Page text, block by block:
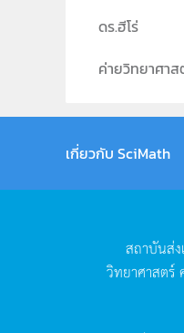
ดร.ฮีโร่
ค่ายวิทยาศา
เกี่ยวกับ SciMath
สถาบันส่ง
วิทยาศาสตร์